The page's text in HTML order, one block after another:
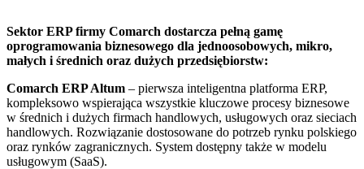
Sektor ERP firmy Comarch dostarcza pełną gamę
oprogramowania biznesowego dla jednoosobowych, mikro,
małych i średnich oraz dużych przedsiębiorstw:
Comarch ERP Altum – pierwsza inteligentna platforma ERP,
kompleksowo wspierająca wszystkie kluczowe procesy biznesowe
w średnich i dużych firmach handlowych, usługowych oraz sieciach
handlowych. Rozwiązanie dostosowane do potrzeb rynku polskiego
oraz rynków zagranicznych. System dostępny także w modelu
usługowym (SaaS).